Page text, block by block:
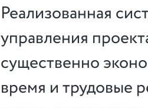
Реализованная
управления
существенно
время и трудовые